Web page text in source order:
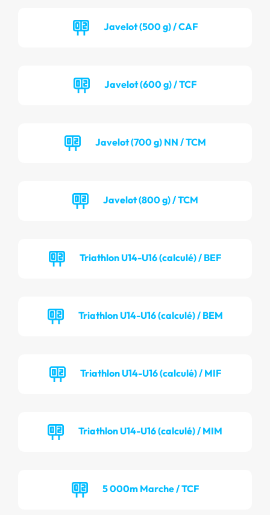
Javelot (500 g) / CAF
Javelot (600 g) / TCF
Javelot (700 g) NN / TCM
Javelot (800 g) / TCM
Triathlon U14-U16 (calculé) / BEF
Triathlon U14-U16 (calculé) / BEM
Triathlon U14-U16 (calculé) / MIF
Triathlon U14-U16 (calculé) / MIM
5 000m Marche / TCF